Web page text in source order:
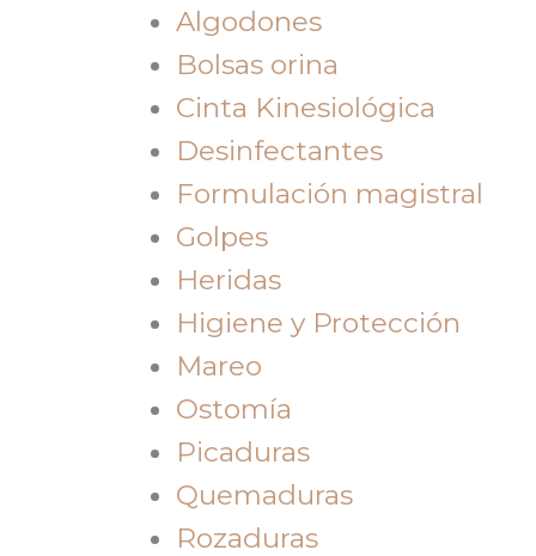
Algodones
Bolsas orina
Cinta Kinesiológica
Desinfectantes
Formulación magistral
Golpes
Heridas
Higiene y Protección
Mareo
Ostomía
Picaduras
Quemaduras
Rozaduras